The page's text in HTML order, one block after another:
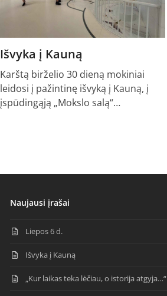
Išvyka į Kauną
Karštą birželio 30 dieną mokiniai
leidosi į pažintinę išvyką į Kauną, į
įspūdingąją „Mokslo salą“…
Naujausi įrašai
Liepos 6 d.
Išvyka į Kauną
„Kur laikas teka lėčiau, o istorija atgyja…“